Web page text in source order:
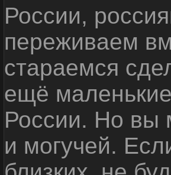
России,
переживаем
стараемся
ещё
России. Но вы
и могучей.